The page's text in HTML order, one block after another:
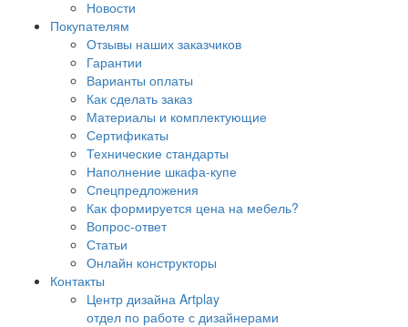
Новости
Покупателям
Отзывы наших заказчиков
Гарантии
Варианты оплаты
Как сделать заказ
Материалы и комплектующие
Сертификаты
Технические стандарты
Наполнение шкафа-купе
Спецпредложения
Как формируется цена на мебель?
Вопрос-ответ
Статьи
Онлайн конструкторы
Контакты
Центр дизайна Artplay
отдел по работе с дизайнерами